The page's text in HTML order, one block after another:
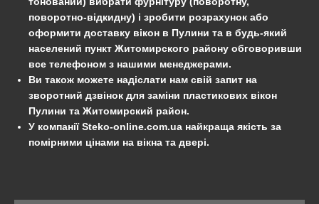
поворотно-відкидну) і зробити розрахунок або
оформити доставку вікон в Пулини та в будь-який
населений пункт Житомирского району обговоривши
все телефоном з нашими менеджерами.
Ви також можете надіслати нам свій запит на
зворотний дзвінок для заміни пластикових вікон
Пулини та Житомирский район.
У компанії Steko-online.com.ua найкраща якість за
помірними цінами на вікна та двері.